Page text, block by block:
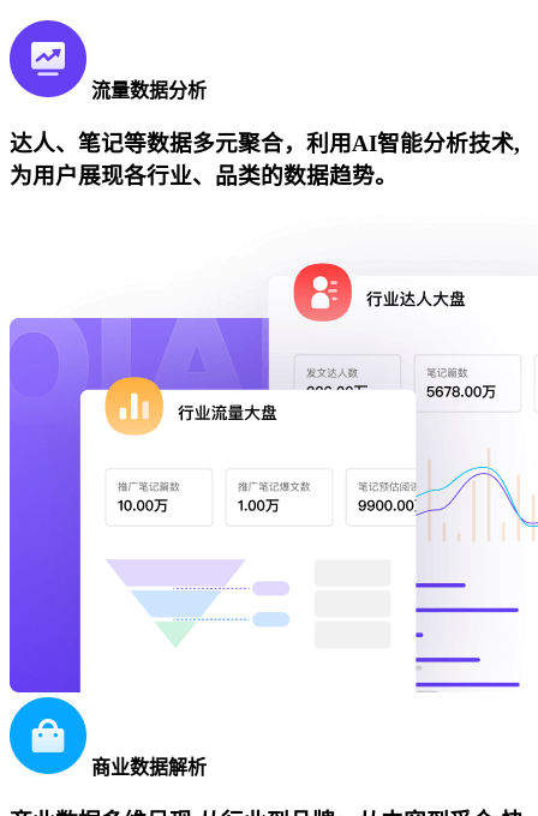
流量数据分析
达人、笔记等数据多元聚合，利用AI智能分析技术,
为用户展现各行业、品类的数据趋势。
商业数据解析